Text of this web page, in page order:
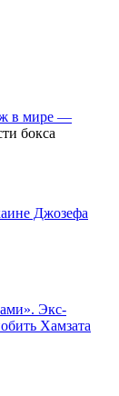
в мире —
Джозефа
Экс-
Хамзата